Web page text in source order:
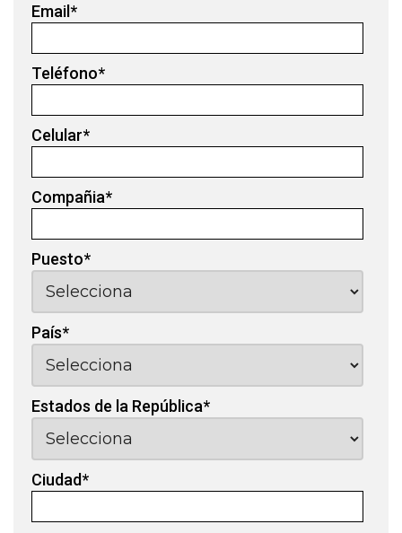
Email*
Teléfono*
Celular*
Compañia*
Puesto*
País*
Estados de la República*
Ciudad*